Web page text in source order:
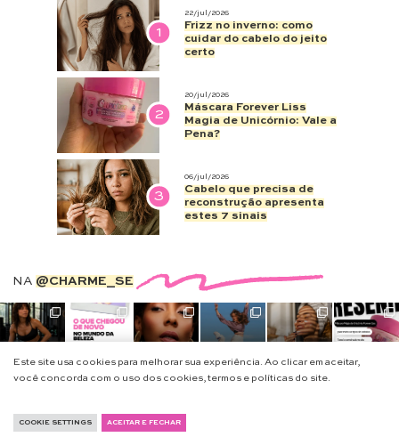
1
22/jul/2026
Frizz no inverno: como
cuidar do cabelo do jeito
certo
2
20/jul/2026
Máscara Forever Liss
Magia de Unicórnio: Vale a
Pena?
3
06/jul/2026
Cabelo que precisa de
reconstrução apresenta
estes 7 sinais
NA @CHARME_SE
CHARME-SE
Este site usa cookies para melhorar sua experiência. Ao clicar em aceitar,
você concorda com o uso dos cookies, termos e políticas do site.
COOKIE SETTINGS ACEITAR E FECHAR